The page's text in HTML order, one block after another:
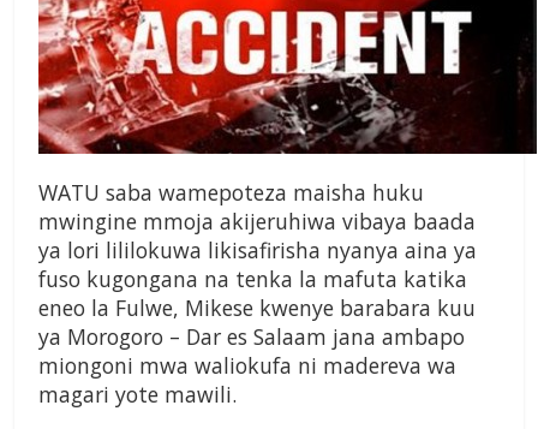
WATU saba wamepoteza maisha huku
mwingine mmoja akijeruhiwa vibaya baada
ya lori lililokuwa likisafirisha nyanya aina ya
fuso kugongana na tenka la mafuta katika
eneo la Fulwe, Mikese kwenye barabara kuu
ya Morogoro – Dar es Salaam jana ambapo
miongoni mwa waliokufa ni madereva wa
magari yote mawili.